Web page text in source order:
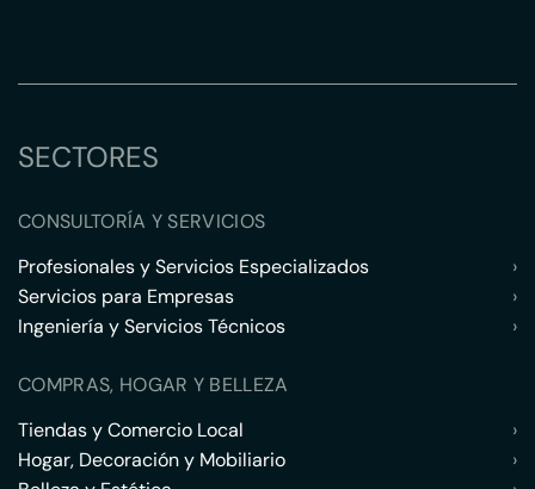
SECTORES
CONSULTORÍA Y SERVICIOS
Profesionales y Servicios Especializados
›
Servicios para Empresas
›
Ingeniería y Servicios Técnicos
›
COMPRAS, HOGAR Y BELLEZA
Tiendas y Comercio Local
›
Hogar, Decoración y Mobiliario
›